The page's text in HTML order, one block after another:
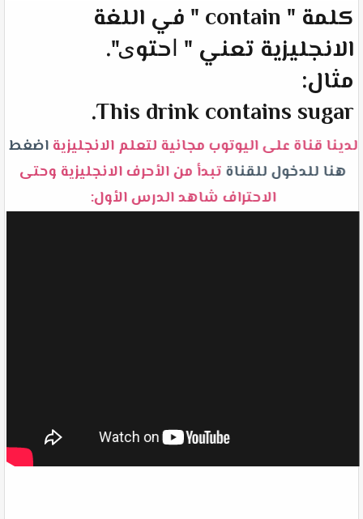
كلمة " contain " في اللغة
الانجليزية تعني " ﺍﺣﺘﻮﻯ".
مثال:
This drink contains sugar.
لدينا قناة على اليوتوب مجانية لتعلم الانجليزيةاضغط
هنا للدخول للقناة تبدأ من الأحرف الانجليزية وحتى
الاحتراف شاهد الدرس الأول: